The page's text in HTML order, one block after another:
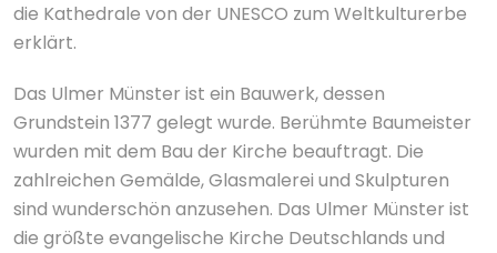
die Kathedrale von der UNESCO zum Weltkulturerbe
erklärt.
Das Ulmer Münster ist ein Bauwerk, dessen
Grundstein 1377 gelegt wurde. Berühmte Baumeister
wurden mit dem Bau der Kirche beauftragt. Die
zahlreichen Gemälde, Glasmalerei und Skulpturen
sind wunderschön anzusehen. Das Ulmer Münster ist
die größte evangelische Kirche Deutschlands und